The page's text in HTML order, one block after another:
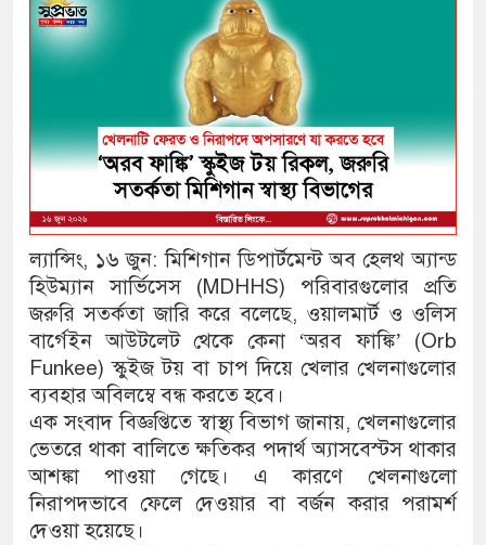
ল্যান্সিং, ১৬ জুন: মিশিগান ডিপার্টমেন্ট অব হেলথ অ্যান্ড
হিউম্যান সার্ভিসেস (MDHHS) পরিবারগুলোর প্রতি
জরুরি সতর্কতা জারি করে বলেছে, ওয়ালমার্ট ও ওলিস
বার্গেইন আউটলেট থেকে কেনা ‘অরব ফাঙ্কি’ (Orb
Funkee) স্কুইজ টয় বা চাপ দিয়ে খেলার খেলনাগুলোর
ব্যবহার অবিলম্বে বন্ধ করতে হবে।
এক সংবাদ বিজ্ঞপ্তিতে স্বাস্থ্য বিভাগ জানায়, খেলনাগুলোর
ভেতরে থাকা বালিতে ক্ষতিকর পদার্থ অ্যাসবেস্টস থাকার
আশঙ্কা পাওয়া গেছে। এ কারণে খেলনাগুলো
নিরাপদভাবে ফেলে দেওয়ার বা বর্জন করার পরামর্শ
দেওয়া হয়েছে।